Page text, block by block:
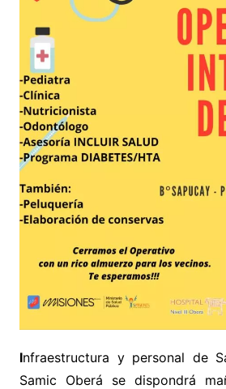
Infraestructura y personal de
Samic Oberá se dispondrá